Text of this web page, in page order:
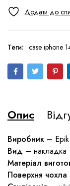
Теги: case iphone
Опис
Виробник – Epik
Вид – накладка
Матеріал
Поверхня чохла